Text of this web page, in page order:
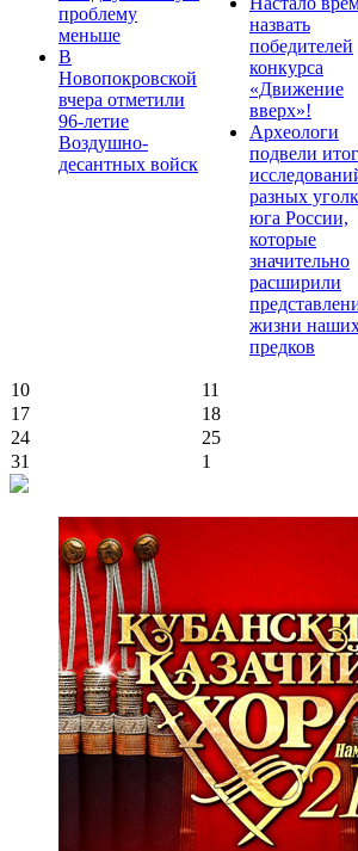
проблему
меньше
В
Новопокровской
вчера отметили
96-летие
Воздушно-
десантных войск
назвать
победителей
конкурса
«Движение
вверх»!
Археологи
подвели
разных
юга России,
которые
значительно
расширили
жизни
предков
10 11
17
18
24
25
31
1